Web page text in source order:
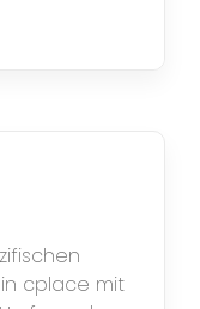
cplace mit